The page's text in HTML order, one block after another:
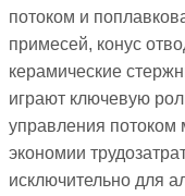
потоком и
примесей, конус
керамические
играют ключевую
управления потоком
экономии
исключительно для